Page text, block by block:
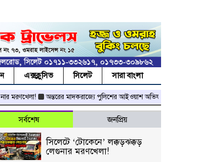
এক্সক্লুসিভ সিলেট সারা বাংলা
অন্তরের মাদকরাজ্যে পুলিশের আইওয়াশ অভিযান!
সর্বশেষ জনপ্রিয়
সিলেটে ‘টোকেনে’ লক্কড়ঝক্কড়
লেগুনার মরণখেলা!